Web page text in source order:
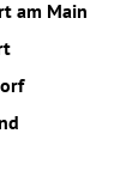
am Main